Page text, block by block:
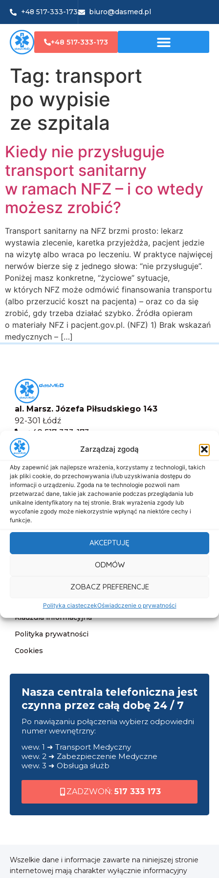
Zarządzaj zgodą
Aby zapewnić jak najlepsze wrażenia, korzystamy z technologii, takich
jak pliki cookie, do przechowywania i/lub uzyskiwania dostępu do
informacji o urządzeniu. Zgoda na te technologie pozwoli nam
przetwarzać dane, takie jak zachowanie podczas przeglądania lub
unikalne identyfikatory na tej stronie. Brak wyrażenia zgody lub
wycofanie zgody może niekorzystnie wpłynąć na niektóre cechy i
funkcje.
AKCEPTUJĘ
ODMÓW
ZOBACZ PREFERENCJE
Polityka ciasteczekOświadczenie o prywatności
+48 517-333-173 biuro@dasmed.pl
+48 517-333-173
Tag: transport
po wypisie
ze szpitala
Kiedy nie przysługuje
transport sanitarny
w ramach NFZ – i co wtedy
możesz zrobić?
Transport sanitarny na NFZ brzmi prosto: lekarz
wystawia zlecenie, karetka przyjeżdża, pacjent jedzie
na wizytę albo wraca po leczeniu. W praktyce najwięcej
nerwów bierze się z jednego słowa: “nie przysługuje”.
Poniżej masz konkretne, “życiowe” sytuacje,
w których NFZ może odmówić finansowania transportu
(albo przerzucić koszt na pacjenta) – oraz co da się
zrobić, gdy trzeba działać szybko. Źródła opieram
o materiały NFZ i pacjent.gov.pl. (NFZ) 1) Brak wskazań
medycznych – […]
al. Marsz. Józefa Piłsudskiego 143
92-301 Łódź
+48 517-333-173
biuro@dasmed.pl
Menu
Start
O nas
Oferta
Cennik
Klauzula informacyjna
Polityka prywatności
Cookies
Nasza centrala telefoniczna jest
czynna przez całą dobę 24 / 7
Po nawiązaniu połączenia wybierz odpowiedni
numer wewnętrzny:
wew. 1 ➜ Transport Medyczny
wew. 2 ➜ Zabezpieczenie Medyczne
wew. 3 ➜ Obsługa służb
ZADZWOŃ: 517 333 173
Wszelkie dane i informacje zawarte na niniejszej stronie
internetowej mają charakter wyłącznie informacyjny